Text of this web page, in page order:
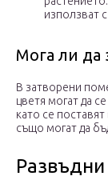
използват
Мога ли да
В затворени
цветя могат да
като се
също могат да
Развъдни